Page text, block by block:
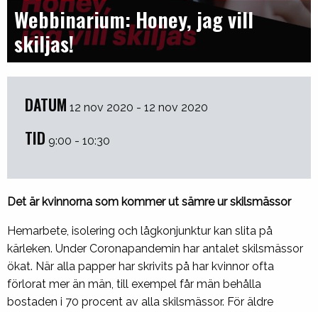
Webbinarium: Honey, jag vill
skiljas!
DATUM 12 nov 2020 - 12 nov 2020
TID 9:00 - 10:30
Det är kvinnorna som kommer ut sämre ur skilsmässor
Hemarbete, isolering och lågkonjunktur kan slita på
kärleken. Under Coronapandemin har antalet skilsmässor
ökat. När alla papper har skrivits på har kvinnor ofta
förlorat mer än män, till exempel får män behålla
bostaden i 70 procent av alla skilsmässor. För äldre